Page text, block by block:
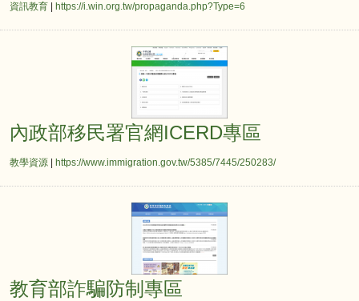
資訊教育 https://i.win.org.tw/propaganda.php?Type=6
內政部移民署官網ICERD專區
教學資源 https://www.immigration.gov.tw/5385/7445/250283/
教育部詐騙防制專區
教育部詐騙防制專區